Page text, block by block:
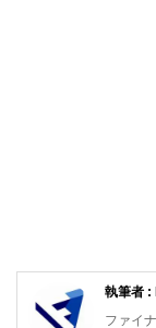
執筆者 :
ファイ